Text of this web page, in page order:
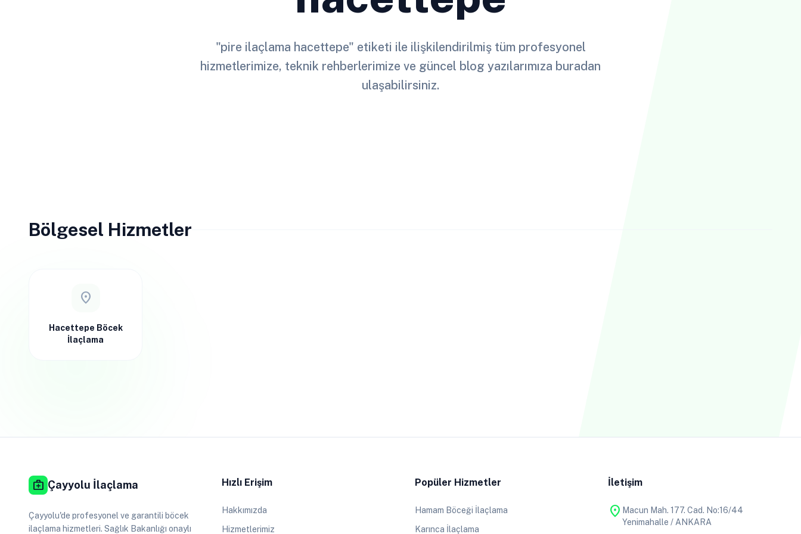
"pire ilaçlama hacettepe" etiketi ile ilişkilendirilmiş tüm profesyonel
hizmetlerimize, teknik rehberlerimize ve güncel blog yazılarımıza buradan
ulaşabilirsiniz.
Bölgesel Hizmetler
location_on
Hacettepe Böcek
İlaçlama
medical_services Çayyolu İlaçlama
Çayyolu'de profesyonel ve garantili böcek
ilaçlama hizmetleri. Sağlık Bakanlığı onaylı
Hızlı Erişim
Hakkımızda
Hizmetlerimiz
Popüler Hizmetler
Hamam Böceği İlaçlama
Karınca İlaçlama
İletişim
location_on Macun Mah. 177. Cad. No:16/44
Yenimahalle / ANKARA